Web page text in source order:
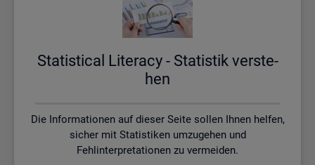
Sta­ti­s­ti­cal Li­te­r­acy - Sta­tis­tik ver­ste­
hen
Die Informationen auf dieser Seite sollen Ihnen helfen,
sicher mit Statistiken umzugehen und
Fehlinterpretationen zu vermeiden.